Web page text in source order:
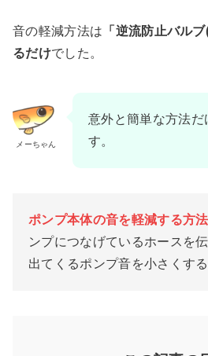
音の軽減方法は 「逆流防止バル
るだけでした。
メーちゃん
意外と簡単な方法
す。
ポンプ本体の音を軽減する方
ンプにつなげているホースを
出てくるポンプ音を小さくする